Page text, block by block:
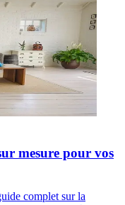
mesure pour vos
complet sur la